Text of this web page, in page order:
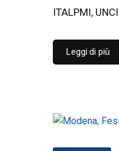
ITALPMI,
Leggi di più